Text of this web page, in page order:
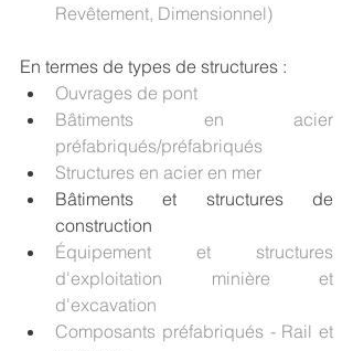
Revêtement, Dimensionnel)
En termes de types de structures :
Ouvrages de pont
Bâtiments en acier
préfabriqués/préfabriqués
Structures en acier en mer
Bâtiments et structures de
construction
Équipement et structures
d'exploitation minière et
d'excavation
Composants préfabriqués - Rail et